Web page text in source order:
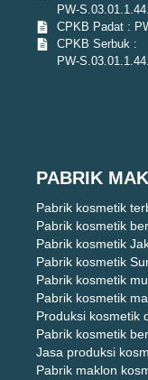
PW-
CPKB Padat :
CPKB Serbuk :
PW-
PABRIK
Pabrik kosmetik
Pabrik kosmetik
Pabrik kosmetik
Pabrik kosmetik
Pabrik kosmetik
Pabrik kosmetik
Produksi kosmetik
Pabrik kosmetik
Jasa produksi
Pabrik maklon